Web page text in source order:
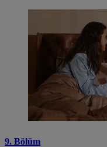
9. Bölüm